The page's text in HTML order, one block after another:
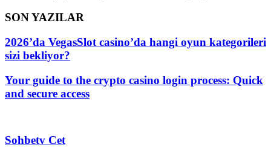
SON YAZILAR
2026’da VegasSlot casino’da hangi oyun kategorileri
sizi bekliyor?
Your guide to the crypto casino login process: Quick
and secure access
Sohbetv Cet